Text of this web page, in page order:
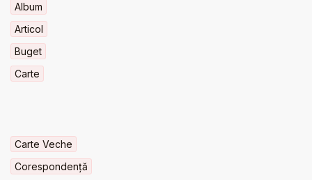
Album
Articol
Buget
Carte
Carte Veche
Corespondență